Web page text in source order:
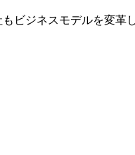
ビジネスモデルを変革